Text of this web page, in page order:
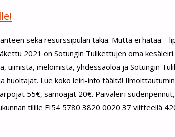
sekä resurssipulan takia. Mutta ei hätää –
2021 on Sotungin Tulikettujen oma
uimista, melomista, yhdessäoloa ja Sotungin
Lue koko leiri-info täältä!
55€, samoajat 20€. Päiväleiri
tilille FI54 5780 3820 0020 37 viitteellä